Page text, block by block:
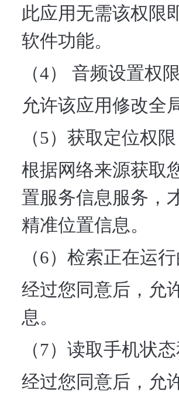
此应用无需该权限
软件功能。
（4） 音频设置权限
允许该应用修改全
（5）获取定位权限
根据网络来源获取
置服务信息服务，
精准位置信息。
（6）检索正在运
经过您同意后，允
息。
（7）读取手机状
经过您同意后，允